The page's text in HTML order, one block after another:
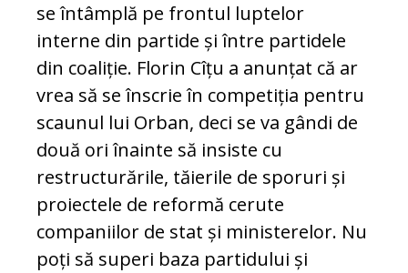
se întâmplă pe frontul luptelor
interne din partide și între partidele
din coaliție. Florin Cîțu a anunțat că ar
vrea să se înscrie în competiția pentru
scaunul lui Orban, deci se va gândi de
două ori înainte să insiste cu
restructurările, tăierile de sporuri și
proiectele de reformă cerute
companiilor de stat și ministerelor. Nu
poți să superi baza partidului și